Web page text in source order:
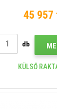
45 957
db
KÜLSŐ